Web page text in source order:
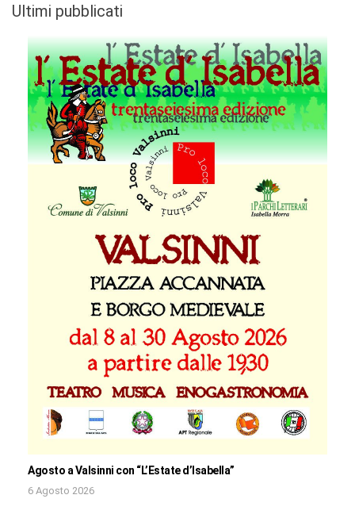
Ultimi pubblicati
Agosto a Valsinni con “L’Estate d’Isabella”
6 Agosto 2026